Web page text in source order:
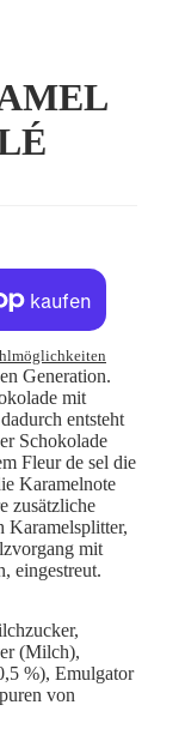
Generation.
mit
entsteht
Schokolade
Fleur de sel die
Karamelnote
zusätzliche
Karamelsplitter,
mit
eingestreut.
(Milch),
%), Emulgator
von